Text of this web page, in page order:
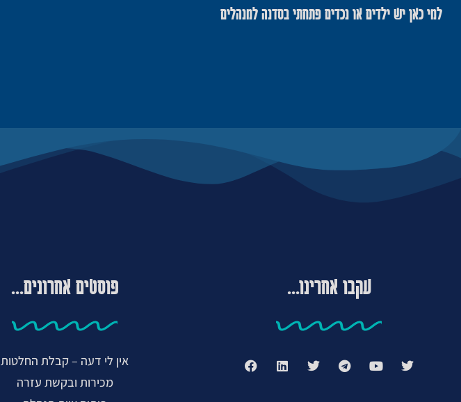
למי כאן יש ילדים או נכדים פתחתי בסדנה למנהלים
עקבו אחרינו... פוסטים אחרונים...
אין לי דעה – קבלת החלטות
מכירות ובקשת עזרה